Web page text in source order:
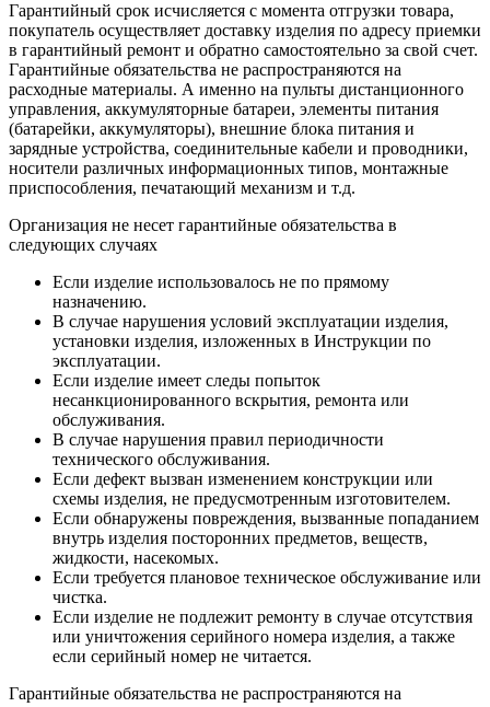
Гарантийный срок исчисляется с момента отгрузки товара,
покупатель осуществляет доставку изделия по адресу приемки
в гарантийный ремонт и обратно самостоятельно за свой счет.
Гарантийные обязательства не распространяются на
расходные материалы. А именно на пульты дистанционного
управления, аккумуляторные батареи, элементы питания
(батарейки, аккумуляторы), внешние блока питания и
зарядные устройства, соединительные кабели и проводники,
носители различных информационных типов, монтажные
приспособления, печатающий механизм и т.д.
Организация не несет гарантийные обязательства в
следующих случаях
Если изделие использовалось не по прямому
назначению.
В случае нарушения условий эксплуатации изделия,
установки изделия, изложенных в Инструкции по
эксплуатации.
Если изделие имеет следы попыток
несанкционированного вскрытия, ремонта или
обслуживания.
В случае нарушения правил периодичности
технического обслуживания.
Если дефект вызван изменением конструкции или
схемы изделия, не предусмотренным изготовителем.
Если обнаружены повреждения, вызванные попаданием
внутрь изделия посторонних предметов, веществ,
жидкости, насекомых.
Если требуется плановое техническое обслуживание или
чистка.
Если изделие не подлежит ремонту в случае отсутствия
или уничтожения серийного номера изделия, а также
если серийный номер не читается.
Гарантийные обязательства не распространяются на